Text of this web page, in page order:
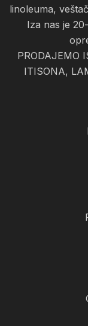
linoleuma,
Iza nas je
PRODAJEMO
ITISONA,